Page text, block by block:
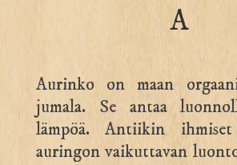
A
Aurinko on maan
jumala. Se antaa
lämpöä. Antiikin ihmiset
auringon vaikuttavan